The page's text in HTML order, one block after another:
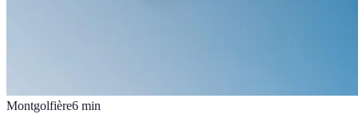
Montgolfière6 min